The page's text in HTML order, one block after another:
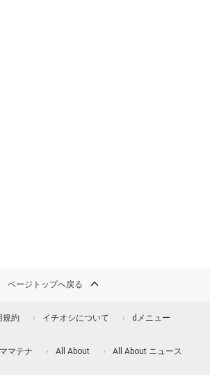
ページトップへ戻る
規約 イチオシについて dメニュー
ママテナ All About All About ニュース